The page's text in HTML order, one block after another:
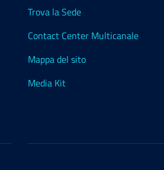
Trova la Sede
Contact Center Multicanale
Mappa del sito
Media Kit